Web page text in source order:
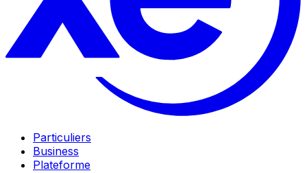
Particuliers
Business
Plateforme